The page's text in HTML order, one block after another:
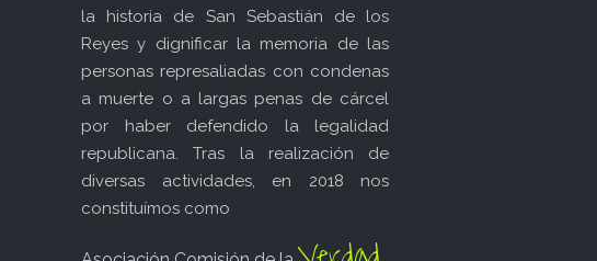
la historia de San Sebastián de los
Reyes y dignificar la memoria de las
personas represaliadas con condenas
a muerte o a largas penas de cárcel
por haber defendido la legalidad
republicana. Tras la realización de
diversas actividades, en 2018 nos
constituímos como